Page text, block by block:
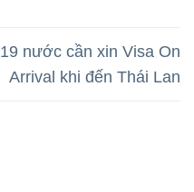
19 nước cần xin Visa On
Arrival khi đến Thái Lan